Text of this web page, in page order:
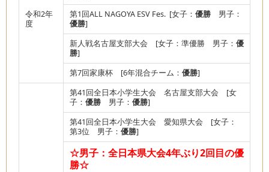
令和2年
度
第1回ALL NAGOYA ESV Fes. [女子： 優勝 男子：
優勝]
新人戦名古屋支部大会 [女子：準優勝 男子： 優
勝]
第7回家康杯 [6年混合チーム： 優勝]
第41回全日本小学生大会 名古屋支部大会 [女
子： 優勝 男子： 優勝]
第41回全日本小学生大会 愛知県大会 [女子：
第3位 男子： 優勝]
☆男子：全日本県大会4年ぶり2回目の優
勝☆